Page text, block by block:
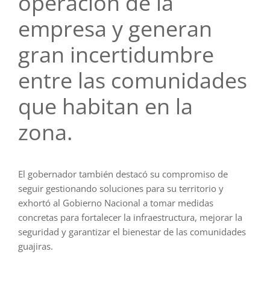
empresa y generan
gran incertidumbre
entre las comunidades
que habitan en la
zona.
El gobernador también destacó su compromiso de
seguir gestionando soluciones para su territorio y
exhortó al Gobierno Nacional a tomar medidas
concretas para fortalecer la infraestructura, mejorar la
seguridad y garantizar el bienestar de las comunidades
guajiras.